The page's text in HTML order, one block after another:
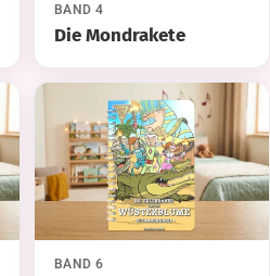
BAND 4
Die Mondrakete
BAND 6